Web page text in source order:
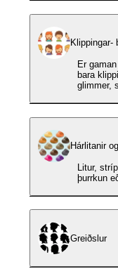
Klippingar-
Er
bara
glimmer,
Hárlitanir
Litur,
þurrkun
Greiðslur